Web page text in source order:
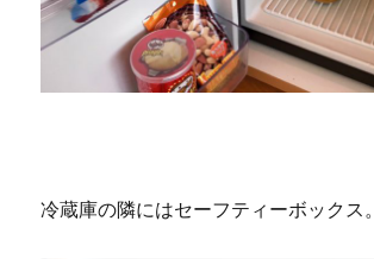
冷蔵庫の隣にはセーフティーボックス。